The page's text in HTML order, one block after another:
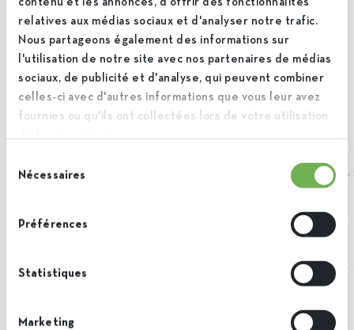
relatives aux médias sociaux et d'analyser notre trafic.
Nous partageons également des informations sur
l'utilisation de notre site avec nos partenaires de médias
sociaux, de publicité et d'analyse, qui peuvent combiner
celles-ci avec d'autres informations que vous leur avez
fournies ou qu'ils ont collectées lors de votre utilisation
duNécessaires
Préférences
Statistiques
Marketing
betrokkenheid, competenties en
financiële prestaties.”
Steven De Cuyper, CEO
Meer informatie over het programma